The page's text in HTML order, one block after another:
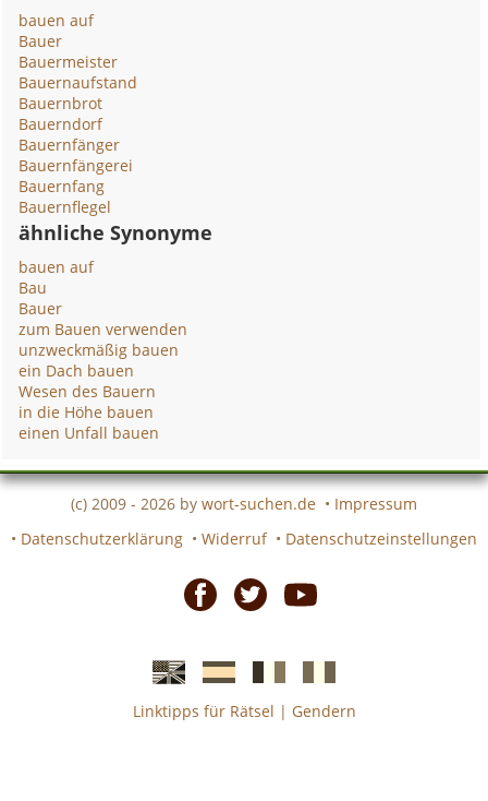
bauen auf
Bauer
Bauermeister
Bauernaufstand
Bauernbrot
Bauerndorf
Bauernfänger
Bauernfängerei
Bauernfang
Bauernflegel
ähnliche Synonyme
bauen auf
Bau
Bauer
zum Bauen verwenden
unzweckmäßig bauen
ein Dach bauen
Wesen des Bauern
in die Höhe bauen
einen Unfall bauen
(c) 2009 - 2026 by wort-suchen.de • Impressum
• Datenschutzerklärung • Widerruf • Datenschutzeinstellungen
EnglischeSpanischefranzösicheitalienische
Linktipps für Rätsel | Gendern